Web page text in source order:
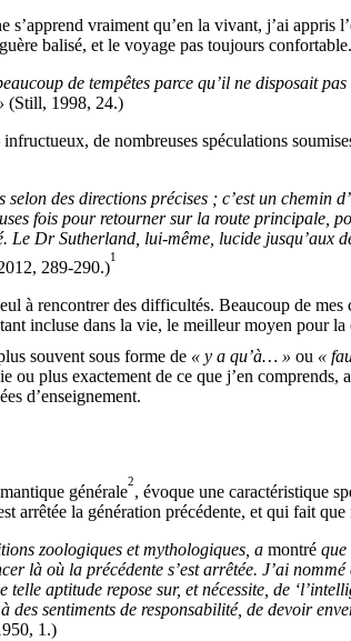
vraiment qu’en la vivant, j’ai
balisé, et le voyage pas toujours
de tempêtes parce qu’il ne disposait
(Still, 1998, 24.)
de nombreuses spéculations
selon des directions précises ; c’est un
fois pour retourner sur la route principale,
Le Dr Sutherland, lui-même, lucide
289-290.)
1
à rencontrer des difficultés. Beaucoup de
incluse dans la vie, le meilleur moyen
souvent sous forme de « y a qu’à… » ou «
plus exactement de ce que j’en
d’enseignement.
générale
2
, évoque une caractéristique
arrêtée la génération précédente, et qui fait
zoologiques et mythologiques, a montré que
là où la précédente s’est arrêtée. J’ai
aptitude repose sur, et nécessite, de
sentiments de responsabilité, de devoir
1.)